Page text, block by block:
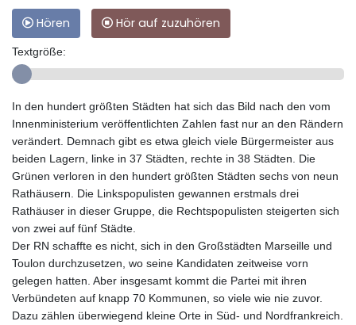
Hören Hör auf zuzuhören
Textgröße:
In den hundert größten Städten hat sich das Bild nach den vom
Innenministerium veröffentlichten Zahlen fast nur an den Rändern
verändert. Demnach gibt es etwa gleich viele Bürgermeister aus
beiden Lagern, linke in 37 Städten, rechte in 38 Städten. Die
Grünen verloren in den hundert größten Städten sechs von neun
Rathäusern. Die Linkspopulisten gewannen erstmals drei
Rathäuser in dieser Gruppe, die Rechtspopulisten steigerten sich
von zwei auf fünf Städte.
Der RN schaffte es nicht, sich in den Großstädten Marseille und
Toulon durchzusetzen, wo seine Kandidaten zeitweise vorn
gelegen hatten. Aber insgesamt kommt die Partei mit ihren
Verbündeten auf knapp 70 Kommunen, so viele wie nie zuvor.
Dazu zählen überwiegend kleine Orte in Süd- und Nordfrankreich.